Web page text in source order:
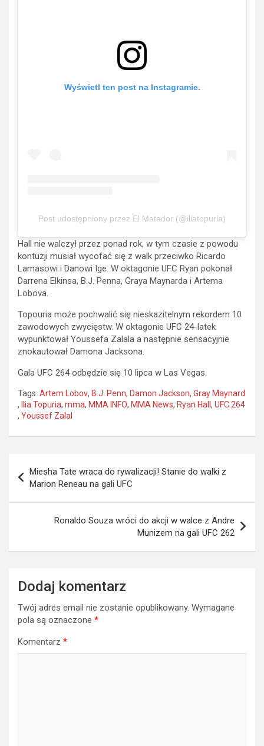
Wyświetl ten post na Instagramie.
Post udostępniony przez El Matador (@iliatopuria)
Hall nie walczył przez ponad rok, w tym czasie z powodu
kontuzji musiał wycofać się z walk przeciwko Ricardo
Lamasowi i Danowi Ige. W oktagonie UFC Ryan pokonał
Darrena Elkinsa, B.J. Penna, Graya Maynarda i Artema
Lobova.
Topouria może pochwalić się nieskazitelnym rekordem 10
zawodowych zwycięstw. W oktagonie UFC 24-latek
wypunktował Youssefa Zalala a następnie sensacyjnie
znokautował Damona Jacksona.
Gala UFC 264 odbędzie się 10 lipca w Las Vegas.
Tags: Artem Lobov, B.J. Penn, Damon Jackson, Gray Maynard
,
Ilia Topuria, mma, MMA INFO, MMA News, Ryan Hall , UFC 264
, Youssef Zalal
wpisu
Miesha Tate wraca do rywalizacji! Stanie do walki z
Marion Reneau na gali UFC
Ronaldo Souza wróci do akcji w walce z Andre
Munizem na gali UFC 262
Dodaj komentarz
Twój adres email nie zostanie opublikowany. Wymagane
pola są oznaczone *
Komentarz *